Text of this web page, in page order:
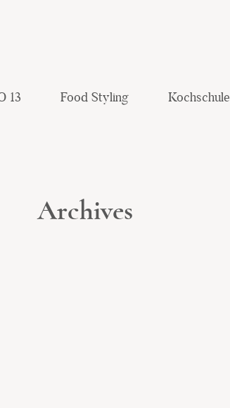
13 Food Styling Kochschule
Archives